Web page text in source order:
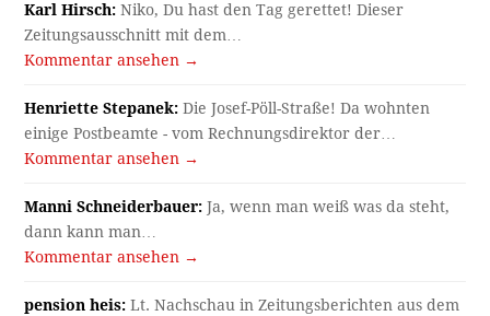
Karl Hirsch: Niko, Du hast den Tag gerettet! Dieser
Zeitungsausschnitt mit dem…
Kommentar ansehen →
Henriette Stepanek: Die Josef-Pöll-Straße! Da wohnten
einige Postbeamte - vom Rechnungsdirektor der…
Kommentar ansehen →
Manni Schneiderbauer: Ja, wenn man weiß was da steht,
dann kann man…
Kommentar ansehen →
pension heis: Lt. Nachschau in Zeitungsberichten aus dem